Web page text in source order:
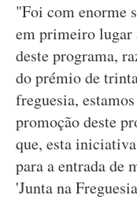
"Foi com enorme
em primeiro lugar
deste programa,
do prémio de
freguesia,
promoção deste
que, esta
para a entrada de
'Junta na